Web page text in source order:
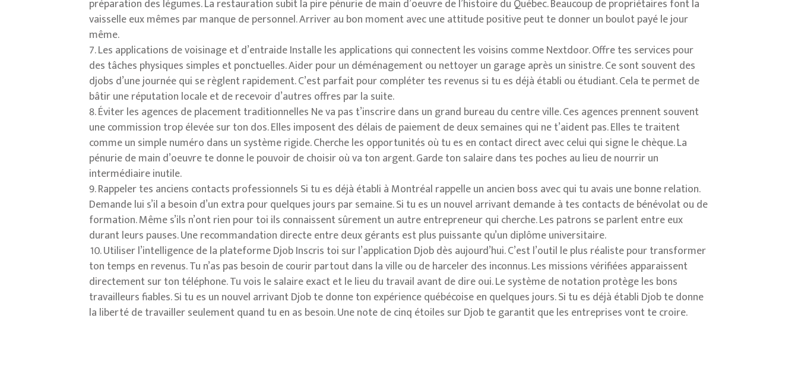
préparation des légumes. La restauration subit la pire pénurie de main d’oeuvre de l’histoire du Québec. Beaucoup de propriétaires font la
vaisselle eux mêmes par manque de personnel. Arriver au bon moment avec une attitude positive peut te donner un boulot payé le jour
même.
Les applications de voisinage et d’entraide Installe les applications qui connectent les voisins comme Nextdoor. Offre tes services pour
des tâches physiques simples et ponctuelles. Aider pour un déménagement ou nettoyer un garage après un sinistre. Ce sont souvent des
djobs d’une journée qui se règlent rapidement. C’est parfait pour compléter tes revenus si tu es déjà établi ou étudiant. Cela te permet de
bâtir une réputation locale et de recevoir d’autres offres par la suite.
Éviter les agences de placement traditionnelles Ne va pas t’inscrire dans un grand bureau du centre ville. Ces agences prennent souvent
une commission trop élevée sur ton dos. Elles imposent des délais de paiement de deux semaines qui ne t’aident pas. Elles te traitent
comme un simple numéro dans un système rigide. Cherche les opportunités où tu es en contact direct avec celui qui signe le chèque. La
pénurie de main d’oeuvre te donne le pouvoir de choisir où va ton argent. Garde ton salaire dans tes poches au lieu de nourrir un
intermédiaire inutile.
Rappeler tes anciens contacts professionnels Si tu es déjà établi à Montréal rappelle un ancien boss avec qui tu avais une bonne relation.
Demande lui s’il a besoin d’un extra pour quelques jours par semaine. Si tu es un nouvel arrivant demande à tes contacts de bénévolat ou de
formation. Même s’ils n’ont rien pour toi ils connaissent sûrement un autre entrepreneur qui cherche. Les patrons se parlent entre eux
durant leurs pauses. Une recommandation directe entre deux gérants est plus puissante qu’un diplôme universitaire.
Utiliser l’intelligence de la plateforme Djob Inscris toi sur l’application Djob dès aujourd’hui. C’est l’outil le plus réaliste pour transformer
ton temps en revenus. Tu n’as pas besoin de courir partout dans la ville ou de harceler des inconnus. Les missions vérifiées apparaissent
directement sur ton téléphone. Tu vois le salaire exact et le lieu du travail avant de dire oui. Le système de notation protège les bons
travailleurs fiables. Si tu es un nouvel arrivant Djob te donne ton expérience québécoise en quelques jours. Si tu es déjà établi Djob te donne
la liberté de travailler seulement quand tu en as besoin. Une note de cinq étoiles sur Djob te garantit que les entreprises vont te croire.